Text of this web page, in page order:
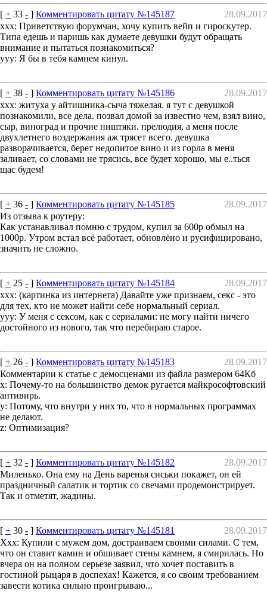
[ + 33 - ] Комментировать цитату №145187
28.09.2017
xxx: Приветствую форумчан, хочу купить вейп и гироскутер.
Типа едешь и паришь как думаете девушки будут обращать
внимание и пытаться познакомиться?
yyy: Я бы в тебя камнем кинул.
[ + 38 - ] Комментировать цитату №145186
28.09.2017
xxx: житуха у айтишника-сыча тяжелая. я тут с девушкой
познакомили, все дела. позвал домой за известно чем, взял вино,
сыр, виноград и прочие ништяки. прелюдия, а меня после
двухлетнего воздержания аж трясет всего. девушка
разворачивается, берет недопитое вино и из горла в меня
заливает, со словами не трясись, все будет хорошо, мы е..ться
щас будем!
[ + 36 - ] Комментировать цитату №145185
28.09.2017
Из отзыва к роутеру:
Как устанавливал помню с трудом, купил за 600р обмыл на
1000р. Утром встал всё работает, обновлёно и русифицировано,
значить не сложно.
[ + 25 - ] Комментировать цитату №145184
28.09.2017
xxx: (картинка из интернета) Давайте уже признаем, секс - это
для тех, кто не может найти себе нормальный сериал.
yyy: У меня с сексом, как с сериалами: не могу найти ничего
достойного из нового, так что перебираю старое.
[ + 26 - ] Комментировать цитату №145183
28.09.2017
Комментарии к статье с демосценами из файла размером 64Кб
x: Почему-то на большинство демок ругается майкрософтовский
антивирь.
y: Потому, что внутри у них то, что в нормальных программах
не делают.
z: Оптимизация?
[ + 32 - ] Комментировать цитату №145182
28.09.2017
Миленько. Она ему на День варенья сиськи покажет, он ей
праздничный салатик и тортик со свечами продемонстрирует.
Так и отметят, жадины.
[ + 30 - ] Комментировать цитату №145181
28.09.2017
Ххх: Купили с мужем дом, достраиваем своими силами. С тем,
что он ставит камин и обшивает стены камнем, я смирилась. Но
вчера он на полном серьезе заявил, что хочет поставить в
гостиной рыцаря в доспехах! Кажется, я со своим требованием
завести котика сильно проигрываю...